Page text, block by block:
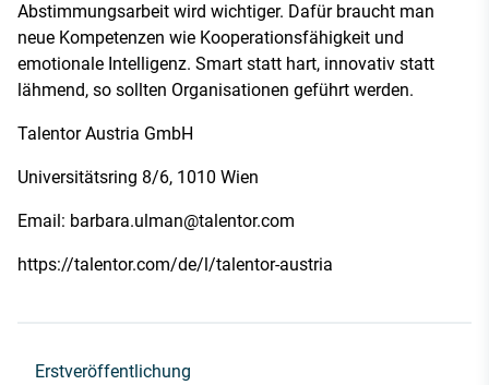
Abstimmungsarbeit wird wichtiger. Dafür braucht man
neue Kompetenzen wie Kooperationsfähigkeit und
emotionale Intelligenz. Smart statt hart, innovativ statt
lähmend, so sollten Organisationen geführt werden.
Talentor Austria GmbH
Universitätsring 8/6, 1010 Wien
Email: barbara.ulman@talentor.com
https://talentor.com/de/l/talentor-austria
Erstveröffentlichung